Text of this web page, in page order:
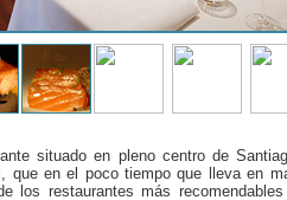
situado en pleno centro de
, que en el poco tiempo que lleva en
los restaurantes más recomendables